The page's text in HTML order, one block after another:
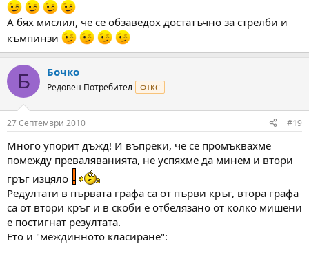
А бях мислил, че се обзаведох достатъчно за стрелби и
къмпинзи
Б Бочко
Редовен Потребител ФТКС
27 Септември 2010 #19
Много упорит дъжд! И въпреки, че се промъквахме
помежду преваляванията, не успяхме да минем и втори
гръг изцяло
Редултати в първата графа са от първи кръг, втора графа
са от втори кръг и в скоби е отбелязано от колко мишени
е постигнат резултата.
Ето и "междинното класиране":